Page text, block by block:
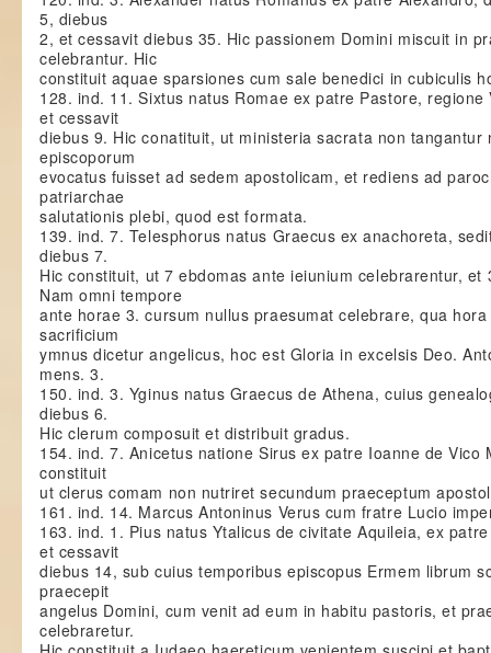
5, diebus
2, et cessavit diebus 35. Hic passionem Domini miscuit in
celebrantur. Hic
constituit aquae sparsiones cum sale benedici in cubiculis
128. ind. 11. Sixtus natus Romae ex patre Pastore,
et cessavit
diebus 9. Hic conatituit, ut ministeria sacrata non
episcoporum
evocatus fuisset ad sedem apostolicam, et rediens ad
patriarchae
salutationis plebi, quod est formata.
139. ind. 7. Telesphorus natus Graecus ex anachoreta,
diebus 7.
Hic constituit, ut 7 ebdomas ante ieiunium celebrarentur,
Nam omni tempore
ante horae 3. cursum nullus praesumat celebrare, qua
sacrificium
ymnus dicetur angelicus, hoc est Gloria in excelsis Deo.
mens. 3.
150. ind. 3. Yginus natus Graecus de Athena, cuius
diebus 6.
Hic clerum composuit et distribuit gradus.
154. ind. 7. Anicetus natione Sirus ex patre Ioanne de
constituit
ut clerus comam non nutriret secundum praeceptum
161. ind. 14. Marcus Antoninus Verus cum fratre Lucio
163. ind. 1. Pius natus Ytalicus de civitate Aquileia, ex
et cessavit
diebus 14, sub cuius temporibus episcopus Ermem librum
praecepit
angelus Domini, cum venit ad eum in habitu pastoris, et
celebraretur.